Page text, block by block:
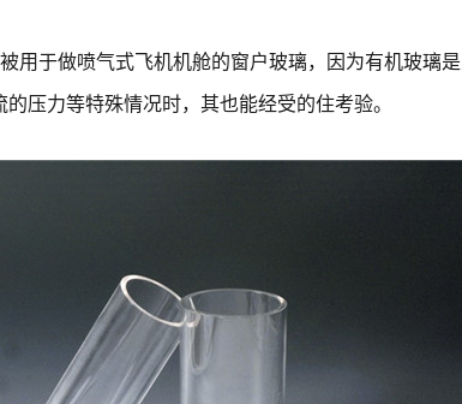
用于做喷气式飞机机舱的窗户玻璃，因为有机玻璃
压力等特殊情况时，其也能经受的住考验。